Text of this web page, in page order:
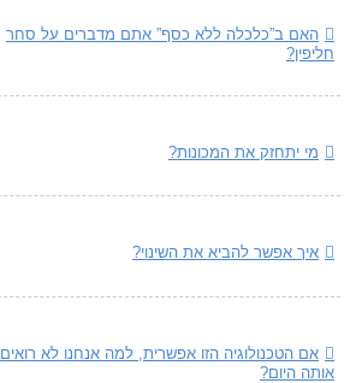
האם ב”כלכלה ללא כסף” אתם מדברים על סחר
חליפין?
מי יתחזק את המכונות?
איך אפשר להביא את השינוי?
אם הטכנולוגיה הזו אפשרית, למה אנחנו לא רואים
אותה היום?